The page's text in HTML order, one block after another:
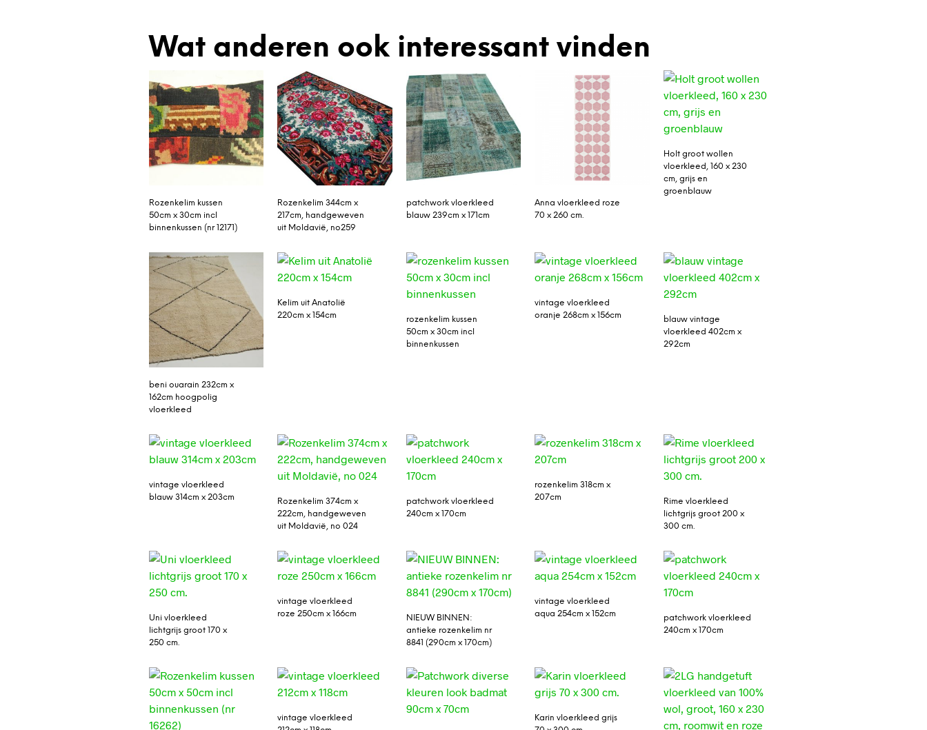
Wat anderen ook interessant vinden
Rozenkelim kussen
50cm x 30cm incl
binnenkussen (nr 12171)
Rozenkelim 344cm x
217cm, handgeweven
uit Moldavië, no259
patchwork vloerkleed
blauw 239cm x 171cm
Anna vloerkleed roze
70 x 260 cm.
Holt groot wollen
vloerkleed, 160 x 230
cm, grijs en
groenblauw
beni ouarain 232cm x
162cm hoogpolig
vloerkleed
Kelim uit Anatolië
220cm x 154cm
rozenkelim kussen
50cm x 30cm incl
binnenkussen
vintage vloerkleed
oranje 268cm x 156cm
blauw vintage
vloerkleed 402cm x
292cm
vintage vloerkleed
blauw 314cm x 203cm
Rozenkelim 374cm x
222cm, handgeweven
uit Moldavië, no 024
patchwork vloerkleed
240cm x 170cm
rozenkelim 318cm x
207cm
Rime vloerkleed
lichtgrijs groot 200 x
300 cm.
Uni vloerkleed
lichtgrijs groot 170 x
250 cm.
vintage vloerkleed
roze 250cm x 166cm
NIEUW BINNEN:
antieke rozenkelim nr
8841 (290cm x 170cm)
vintage vloerkleed
aqua 254cm x 152cm
patchwork vloerkleed
240cm x 170cm
vintage vloerkleed
Karin vloerkleed grijs